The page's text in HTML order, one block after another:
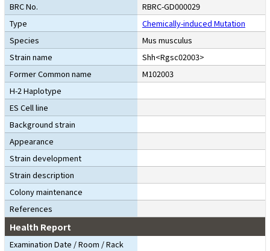
BRC No.
RBRC-GD000029
Type
Chemically-induced Mutation
Species
Mus musculus
Strain name
Shh<Rgsc02003>
Former Common name
M102003
H-2 Haplotype
ES Cell line
Background strain
Appearance
Strain development
Strain description
Colony maintenance
References
Health Report
Examination Date / Room / Rack